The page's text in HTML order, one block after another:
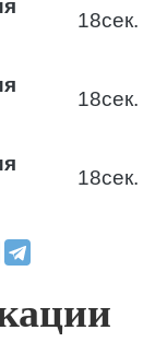
17сек.
17сек.
17сек.